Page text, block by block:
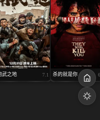
武之地 7.1 杀的就是你